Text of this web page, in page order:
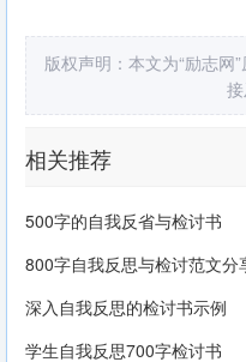
版权声明：本文为“励志网
相关推荐
500字的自我反省与检讨书
800字自我反思与检讨范文分
深入自我反思的检讨书示例
学生自我反思700字检讨书